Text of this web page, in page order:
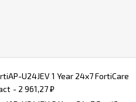
U24JEV 1 Year 24x7 FortiCare
- 2 961,27₽